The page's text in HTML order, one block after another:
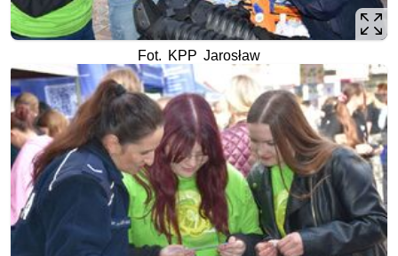
Fot. KPP Jarosław